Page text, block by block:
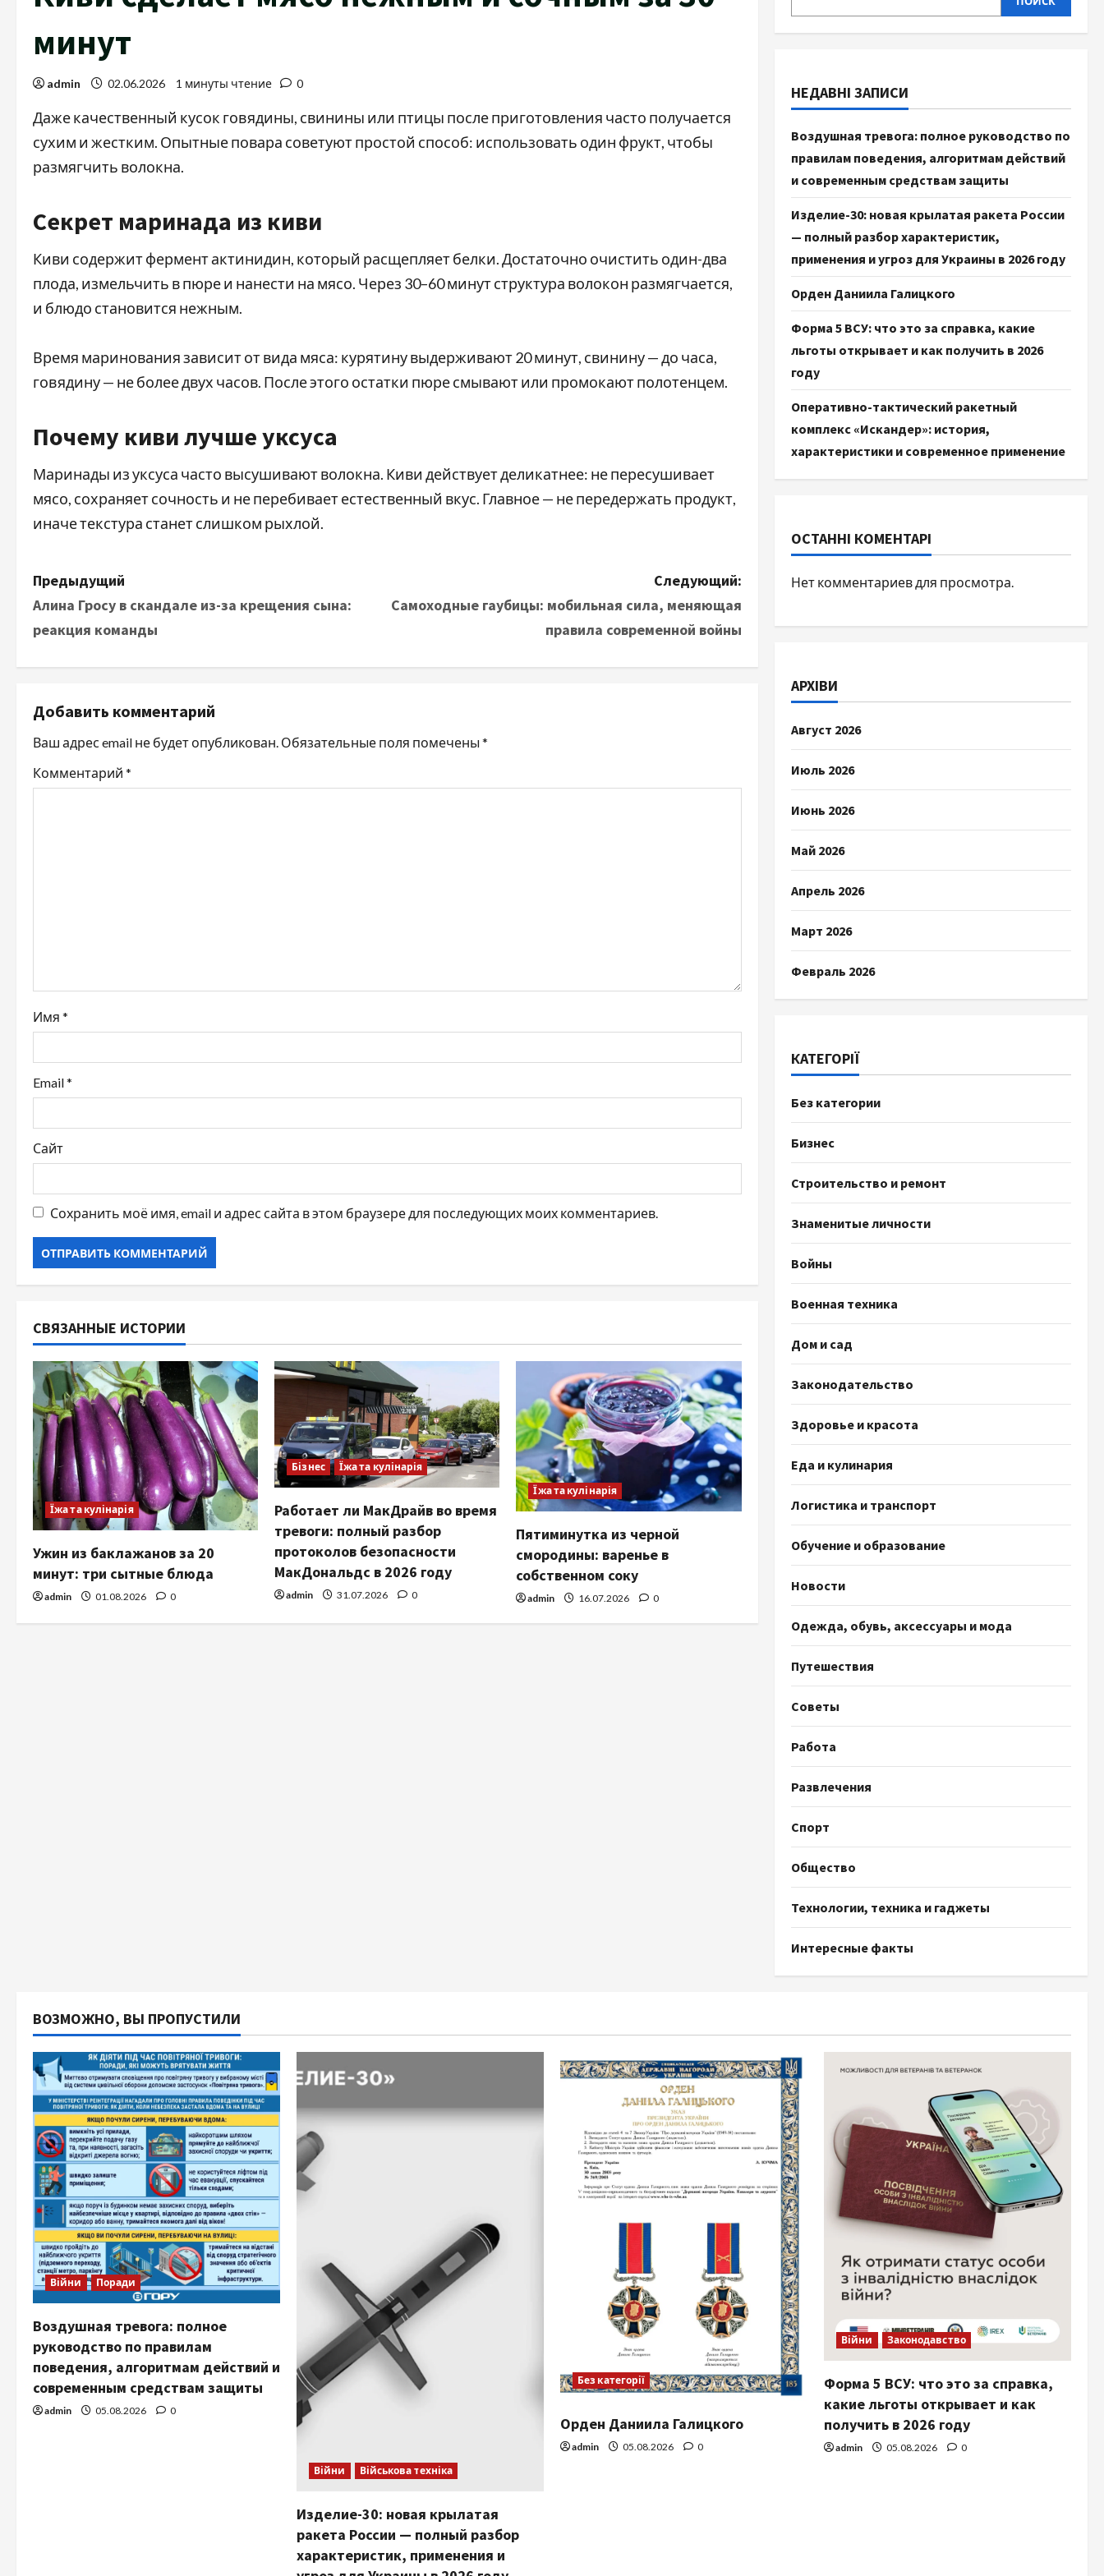
минут
admin 02.06.2026 1 минуты чтение 0
Даже качественный кусок говядины, свинины или птицы после приготовления часто получается
сухим и жестким. Опытные повара советуют простой способ: использовать один фрукт, чтобы
размягчить волокна.
Секрет маринада из киви
Киви содержит фермент актинидин, который расщепляет белки. Достаточно очистить один-два
плода, измельчить в пюре и нанести на мясо. Через 30–60 минут структура волокон размягчается,
и блюдо становится нежным.
Время маринования зависит от вида мяса: курятину выдерживают 20 минут, свинину — до часа,
говядину — не более двух часов. После этого остатки пюре смывают или промокают полотенцем.
Почему киви лучше уксуса
Маринады из уксуса часто высушивают волокна. Киви действует деликатнее: не пересушивает
мясо, сохраняет сочность и не перебивает естественный вкус. Главное — не передержать продукт,
иначе текстура станет слишком рыхлой.
Н
а
г
а
ц
а
п
и
с
я
м
Предыдущий
Алина Гросу в скандале из-за крещения сына:
реакция команды
Следующий:
Самоходные гаубицы: мобильная сила, меняющая
правила современной войны
Добавить комментарий
Ваш адрес email не будет опубликован. Обязательные поля помечены *
Комментарий *
Имя *
Email*
Сайт
Сохранить моё имя, email и адрес сайта в этом браузере для последующих моих комментариев.
СВЯЗАННЫЕ ИСТОРИИ
Їжа та кулінарія
Ужин из баклажанов за 20
минут: три сытные блюда
admin 01.08.2026 0
Бізнес Їжа та кулінарія
Работает ли МакДрайв во время
тревоги: полный разбор
протоколов безопасности
МакДональдс в 2026 году
admin 31.07.2026 0
Їжа та кулінарія
Пятиминутка из черной
смородины: варенье в
собственном соку
admin 16.07.2026 0
НЕДАВНІ ЗАПИСИ
Воздушная тревога: полное руководство по
правилам поведения, алгоритмам действий
и современным средствам защиты
Изделие-30: новая крылатая ракета России
— полный разбор характеристик,
применения и угроз для Украины в 2026 году
Орден Даниила Галицкого
Форма 5 ВСУ: что это за справка, какие
льготы открывает и как получить в 2026
году
Оперативно-тактический ракетный
комплекс «Искандер»: история,
характеристики и современное применение
ОСТАННІ КОМЕНТАРІ
Нет комментариев для просмотра.
АРХІВИ
Август 2026
Июль 2026
Июнь 2026
Май 2026
Апрель 2026
Март 2026
Февраль 2026
КАТЕГОРІЇ
Без категории
Бизнес
Строительство и ремонт
Знаменитые личности
Войны
Военная техника
Дом и сад
Законодательство
Здоровье и красота
Еда и кулинария
Логистика и транспорт
Обучение и образование
Новости
Одежда, обувь, аксессуары и мода
Путешествия
Советы
Работа
Развлечения
Спорт
Общество
Технологии, техника и гаджеты
Интересные факты
ВОЗМОЖНО, ВЫ ПРОПУСТИЛИ
Війни Поради
Воздушная тревога: полное
руководство по правилам
поведения, алгоритмам действий и
современным средствам защиты
admin 05.08.2026 0
Війни Військова техніка
Изделие-30: новая крылатая
ракета России — полный разбор
характеристик, применения и
Без категорії
Орден Даниила Галицкого
admin 05.08.2026 0
Війни Законодавство
Форма 5 ВСУ: что это за справка,
какие льготы открывает и как
получить в 2026 году
admin 05.08.2026 0